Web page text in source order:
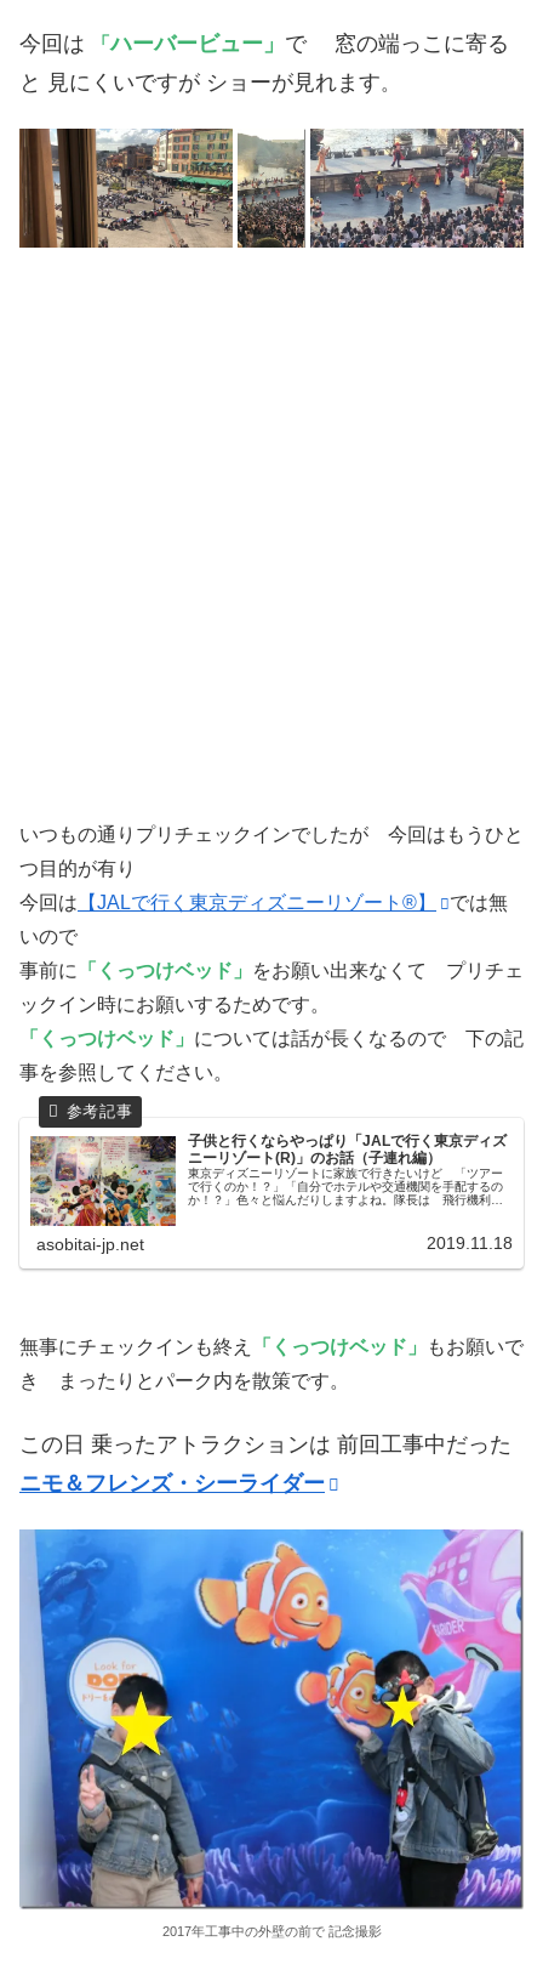
今回は 「ハーバービュー」 で 窓の端っこに寄る
と 見にくいですが ショーが見れます。
いつもの通りプリチェックインでしたが 今回はもうひと
つ目的が有り
今回は 【JALで行く東京ディズニーリゾート®】
では無
いので
事前に
「くっつけベッド」
をお願い出来なくて プリチェ
ックイン時にお願いするためです。
「くっつけベッド」 については話が長くなるので 下の記
事を参照してください。
子供と行くならやっぱり「JALで行く東京ディズ
ニーリゾート(R)」のお話（子連れ編）
東京ディズニーリゾートに家族で行きたいけど 「ツアー
で行くのか！？」「自分でホテルや交通機関を手配するの
か！？」色々と悩んだりしますよね。隊長は 飛行機利用
asobitai-jp.net 2019.11.18
無事にチェックインも終え 「くっつけベッド」
もお願いで
き まったりとパーク内を散策です。
この日 乗ったアトラクションは 前回工事中だった
ニモ＆フレンズ・シーライダー
2017年工事中の外壁の前で 記念撮影